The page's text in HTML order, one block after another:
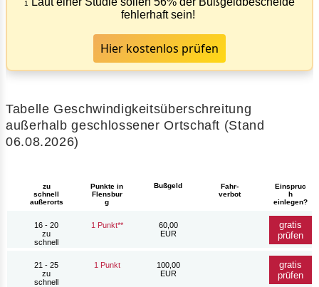
1
fehlerhaft sein!
Hier kostenlos prüfen
Tabelle Geschwindigkeitsüberschreitung
außerhalb geschlossener Ortschaft (Stand
06.08.2026)
zu
schnell
außerorts
Punkte in
Flensbur
g
Bußgeld
Fahr-
verbot
Einspruc
h
einlegen?
16 - 20
zu
schnell
1 Punkt**
60,00
EUR
gratis
prüfen
21 - 25
zu
schnell
1 Punkt
100,00
EUR
gratis
prüfen